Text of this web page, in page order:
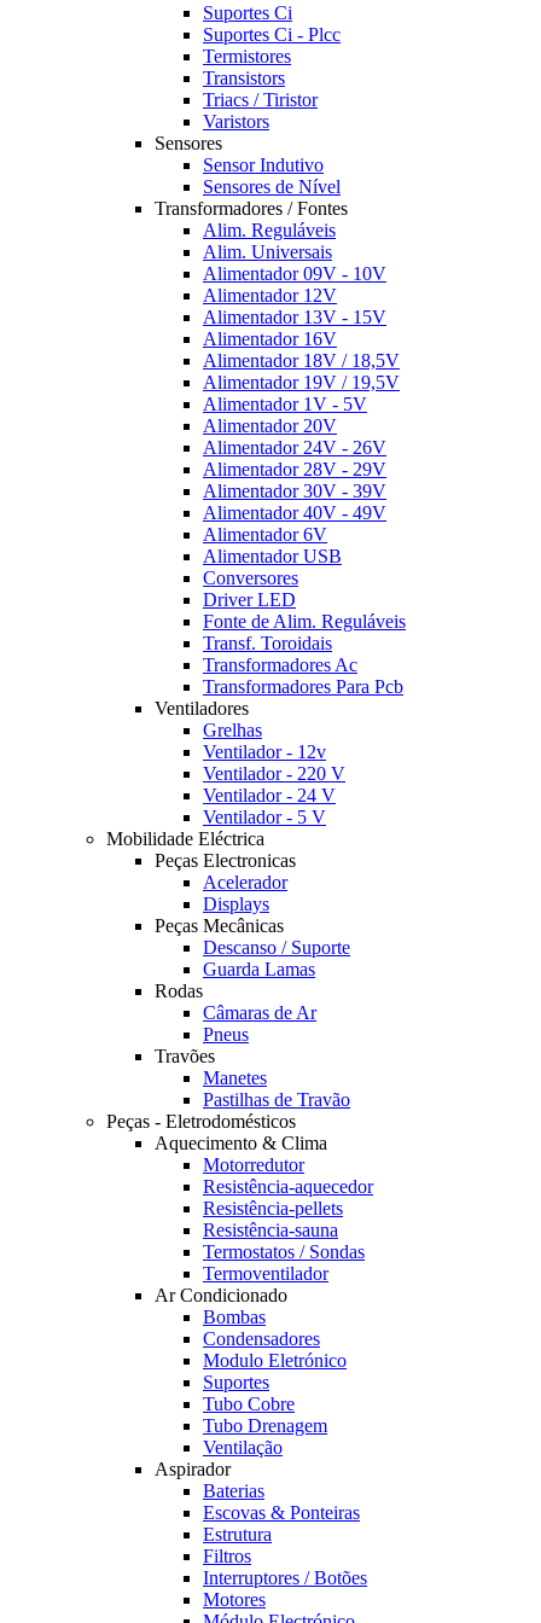
Suportes Ci
Suportes Ci - Plcc
Termistores
Transistors
Triacs / Tiristor
Varistors
Sensores
Sensor Indutivo
Sensores de Nível
Transformadores / Fontes
Alim. Reguláveis
Alim. Universais
Alimentador 09V - 10V
Alimentador 12V
Alimentador 13V - 15V
Alimentador 16V
Alimentador 18V / 18,5V
Alimentador 19V / 19,5V
Alimentador 1V - 5V
Alimentador 20V
Alimentador 24V - 26V
Alimentador 28V - 29V
Alimentador 30V - 39V
Alimentador 40V - 49V
Alimentador 6V
Alimentador USB
Conversores
Driver LED
Fonte de Alim. Reguláveis
Transf. Toroidais
Transformadores Ac
Transformadores Para Pcb
Ventiladores
Grelhas
Ventilador - 12v
Ventilador - 220 V
Ventilador - 24 V
Ventilador - 5 V
Mobilidade Eléctrica
Peças Electronicas
Acelerador
Displays
Peças Mecânicas
Descanso / Suporte
Guarda Lamas
Rodas
Câmaras de Ar
Pneus
Travões
Manetes
Pastilhas de Travão
Peças - Eletrodomésticos
Aquecimento & Clima
Motorredutor
Resistência-aquecedor
Resistência-pellets
Resistência-sauna
Termostatos / Sondas
Termoventilador
Ar Condicionado
Bombas
Condensadores
Modulo Eletrónico
Suportes
Tubo Cobre
Tubo Drenagem
Ventilação
Aspirador
Baterias
Escovas & Ponteiras
Estrutura
Filtros
Interruptores / Botões
Motores